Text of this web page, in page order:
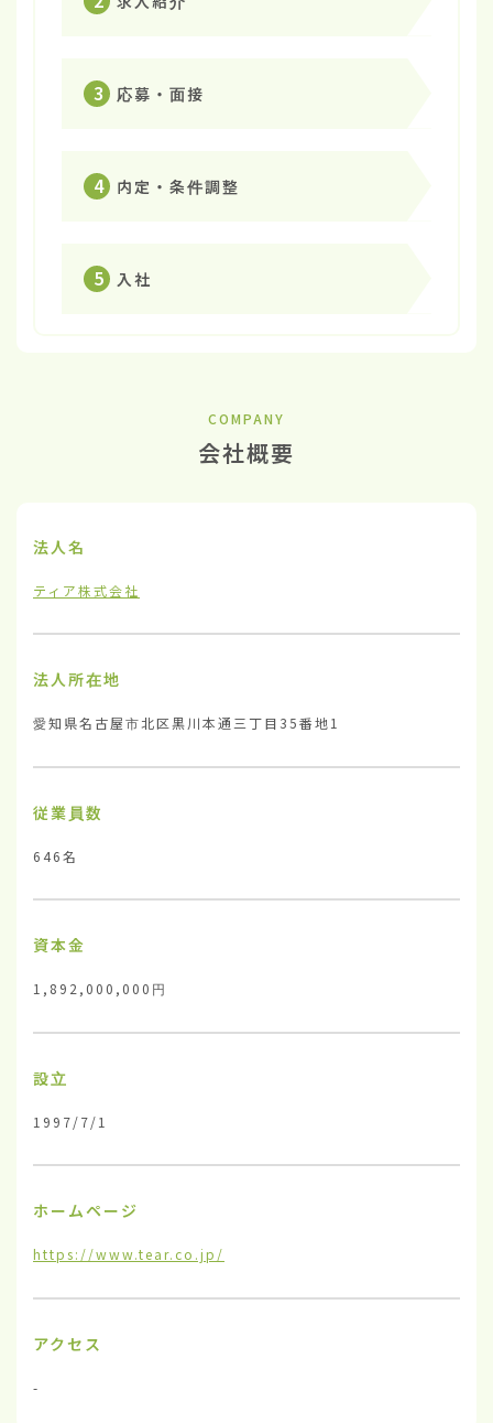
3 応募・面接
4 内定・条件調整
5 入社
COMPANY
会社概要
法人名
ティア株式会社
法人所在地
愛知県名古屋市北区黒川本通三丁目35番地1
従業員数
646名
資本金
1,892,000,000円
設立
1997/7/1
ホームページ
https://www.tear.co.jp/
アクセス
-